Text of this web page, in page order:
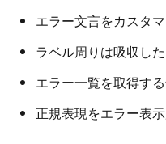
エラー文言をカスタ
ラベル周りは吸収し
エラー一覧を取得す
正規表現をエラー表